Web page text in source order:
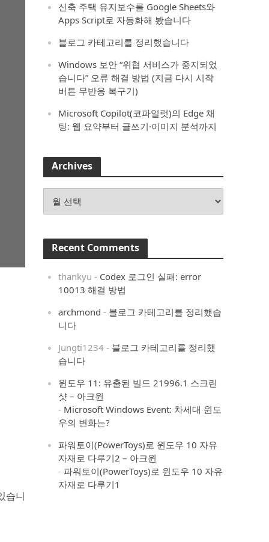
습니
신축 주택 유지보수를 Google Sheets와
Apps Script로 자동화해 봤습니다
블로그 카테고리를 정리했습니다
Windows 보안 “위협 서비스가 중지되었
습니다” 오류 해결 방법 (지금 다시 시작
버튼 무반응 복구기)
Microsoft Copilot(코파일럿)의 Edge 채
팅: 웹 요약부터 글쓰기·이미지 분석까지
Archives
Recent Comments
thankyu - Codex 로그인 실패: error
10013 해결 방법
archmond - 블로그 카테고리를 정리했습
니다
Jungti1234 - 블로그 카테고리를 정리했
습니다
윈도우 11: 유출된 빌드 21996.1 스크린
샷 – 아크윈
- Microsoft Windows Event: 차세대 윈도
우의 변화는?
파워토이(PowerToys)로 윈도우 10 자유
자재로 다루기2 – 아크윈
- 파워토이(PowerToys)로 윈도우 10 자유
자재로 다루기1